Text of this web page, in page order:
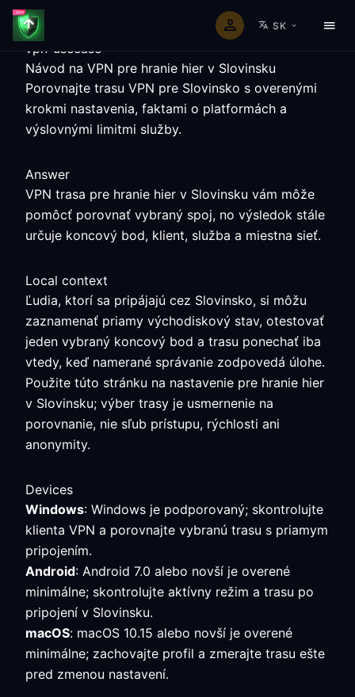
SK
vpn-usecase
Návod na VPN pre hranie hier v Slovinsku
Porovnajte trasu VPN pre Slovinsko s overenými
krokmi nastavenia, faktami o platformách a
výslovnými limitmi služby.
Answer
VPN trasa pre hranie hier v Slovinsku vám môže
pomôcť porovnať vybraný spoj, no výsledok stále
určuje koncový bod, klient, služba a miestna sieť.
Local context
Ľudia, ktorí sa pripájajú cez Slovinsko, si môžu
zaznamenať priamy východiskový stav, otestovať
jeden vybraný koncový bod a trasu ponechať iba
vtedy, keď namerané správanie zodpovedá úlohe.
Použite túto stránku na nastavenie pre hranie hier
v Slovinsku; výber trasy je usmernenie na
porovnanie, nie sľub prístupu, rýchlosti ani
anonymity.
Devices
Windows: Windows je podporovaný; skontrolujte
klienta VPN a porovnajte vybranú trasu s priamym
pripojením.
Android: Android 7.0 alebo novší je overené
minimálne; skontrolujte aktívny režim a trasu po
pripojení v Slovinsku.
macOS: macOS 10.15 alebo novší je overené
minimálne; zachovajte profil a zmerajte trasu ešte
pred zmenou nastavení.